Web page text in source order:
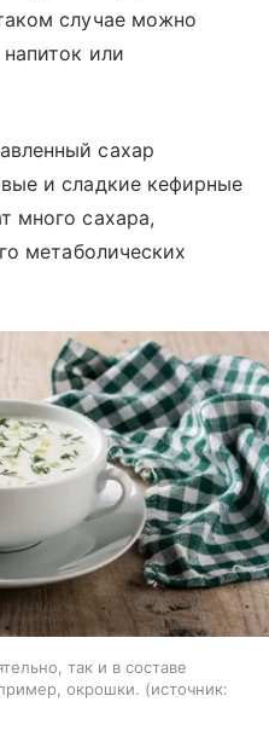
случае можно
или
сахар
и сладкие кефирные
много сахара,
метаболических
так и в составе
окрошки.
источник: